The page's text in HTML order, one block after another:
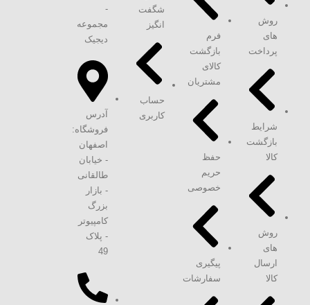
روش
های
پرداخت
شرایط
بازگشت
کالا
روش
های
ارسال
کالا
فرم
بازگشت
کالای
مشتریان
حفظ
حریم
خصوصی
پیگیری
سفارشات
شگفت
انگیز
حساب
کاربری
-
مجموعه
دیجیک
آدرس
فروشگاه:
اصفهان
- خیابان
طالقانی
- بازار
بزرگ
کامپیوتر
- پلاک
49